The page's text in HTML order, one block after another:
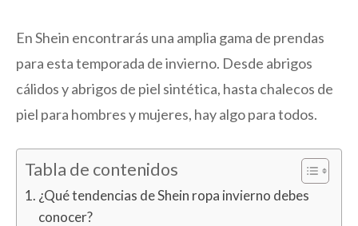
En Shein encontrarás una amplia gama de prendas
para esta temporada de invierno. Desde abrigos
cálidos y abrigos de piel sintética, hasta chalecos de
piel para hombres y mujeres, hay algo para todos.
Tabla de contenidos
¿Qué tendencias de Shein ropa invierno debes
conocer?